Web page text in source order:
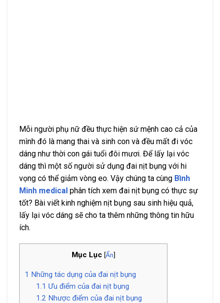
Mỗi người phụ nữ đều thực hiện sứ mệnh cao cả của
mình đó là mang thai và sinh con và đều mất đi vóc
dáng như thời con gái tuổi đôi mươi. Để lấy lại vóc
dáng thì một số người sử dụng đai nịt bụng với hi
vọng có thể giảm vòng eo. Vậy chúng ta cùng Bình
Minh medical phân tích xem đai nịt bụng có thực sự
tốt? Bài viết kinh nghiệm nịt bụng sau sinh hiệu quả,
lấy lại vóc dáng sẽ cho ta thêm những thông tin hữu
ích.
Mục Lục [Ẩn]
1 Những tác dụng của đai nịt bụng
1.1 Ưu điểm của đai nịt bụng
1.2 Nhược điểm của đai nịt bụng